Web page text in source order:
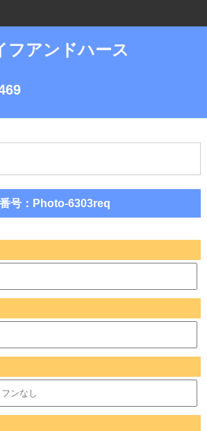
フアンドハース
号：Photo-6303req